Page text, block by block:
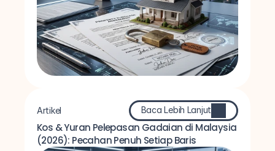
Artikel Baca Lebih Lanjut
Kos & Yuran Pelepasan Gadaian di Malaysia
(2026): Pecahan Penuh Setiap Baris